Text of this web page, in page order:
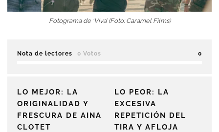
Fotograma de ‘Viva’ (Foto: Caramel Films)
Nota de lectores 0 Votos 0
LO MEJOR: LA
ORIGINALIDAD Y
FRESCURA DE AINA
CLOTET
LO PEOR: LA
EXCESIVA
REPETICIÓN DEL
TIRA Y AFLOJA